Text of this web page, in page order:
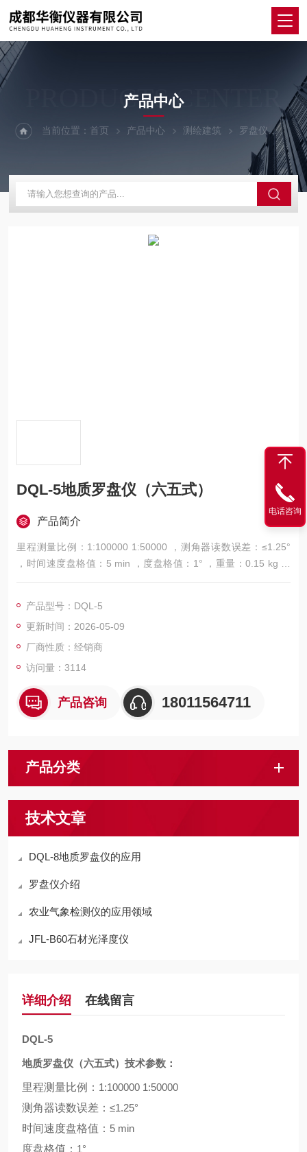
PRODUCTS CENTER
产品中心
当前位置：首页 产品中心 测绘建筑 罗盘仪
DQL-5地质罗盘仪（六五式）
产品简介
里程测量比例：1:100000 1:50000 ，测角器读数误差：≤1.25°
，时间速度盘格值：5 min ，度盘格值：1° ，重量：0.15 kg ，
尺寸：68 × 63 × 26(mm)
产品型号：DQL-5
更新时间：2026-05-09
厂商性质：经销商
访问量：3114
产品咨询 18011564711
产品分类
技术文章
DQL-8地质罗盘仪的应用
罗盘仪介绍
农业气象检测仪的应用领域
JFL-B60石材光泽度仪
详细介绍 在线留言
DQL-5
地质罗盘仪 （六五式） 技术参数：
里程测量比例： 1:100000 1:50000
测角器读数误差： ≤1.25°
时间速度盘格值： 5 min
度盘格值： 1°
电话咨询